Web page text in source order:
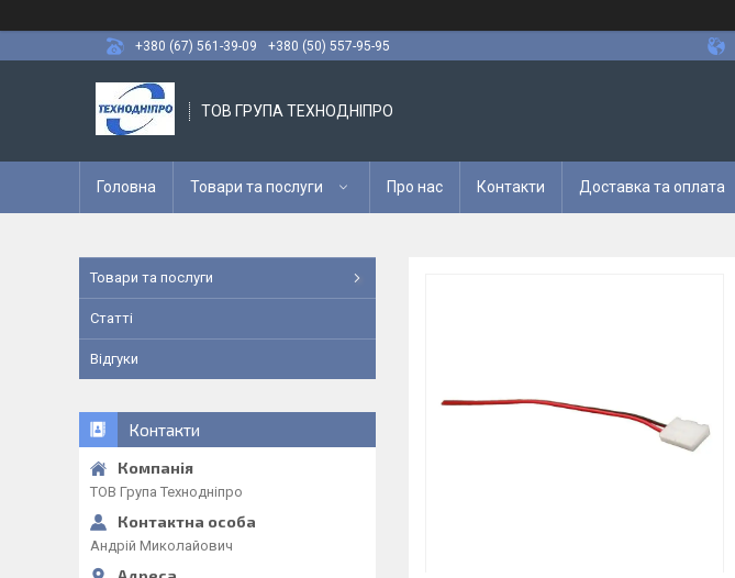
+380 (67) 561-39-09
+380 (50) 557-95-95
ТОВ ГРУПА ТЕХНОДНІПРО
Головна Товари та послуги Про нас Контакти Доставка та оплата
Товари та послуги
Статті
Відгуки
Контакти
ТОВ Група Технодніпро
Андрій Миколайович